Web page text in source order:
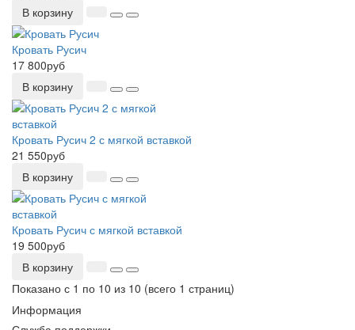
В корзину
Кровать Русич
17 800руб
В корзину
Кровать Русич 2 с мягкой вставкой
21 550руб
В корзину
Кровать Русич с мягкой вставкой
19 500руб
В корзину
Показано с 1 по 10 из 10 (всего 1 страниц)
Информация